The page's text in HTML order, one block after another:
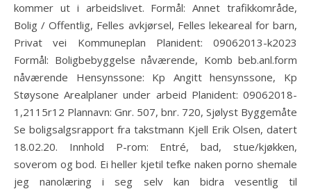
kommer ut i arbeidslivet. Formål: Annet trafikkområde,
Bolig / Offentlig, Felles avkjørsel, Felles lekeareal for barn,
Privat vei Kommuneplan Planident: 09062013-k2023
Formål: Boligbebyggelse nåværende, Komb beb.anl.form
nåværende Hensynssone: Kp Angitt hensynssone, Kp
Støysone Arealplaner under arbeid Planident: 09062018-
1,2115r12 Plannavn: Gnr. 507, bnr. 720, Sjølyst Byggemåte
Se boligsalgsrapport fra takstmann Kjell Erik Olsen, datert
18.02.20. Innhold P-rom: Entré, bad, stue/kjøkken,
soverom og bod. Ei heller kjetil tefke naken porno shemale
jeg nanolæring i seg selv kan bidra vesentlig til